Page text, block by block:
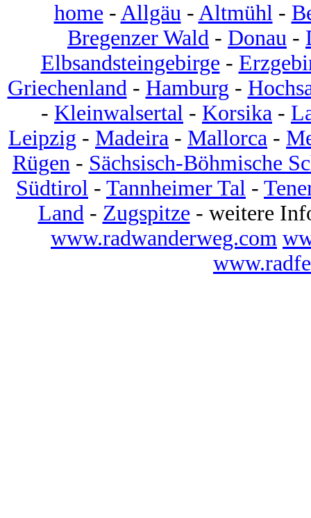
home - Allgäu- Altmühl-
Bregenzer Wald - Donau -
Elbsandsteingebirge -
Griechenland- Hamburg -
- Kleinwalsertal - Korsika -
Leipzig - Madeira - Mallorca -
Rügen- Sächsisch-Böhmische
Südtirol - Tannheimer Tal -
Land- Zugspitze - weitere
www.radwanderweg.com